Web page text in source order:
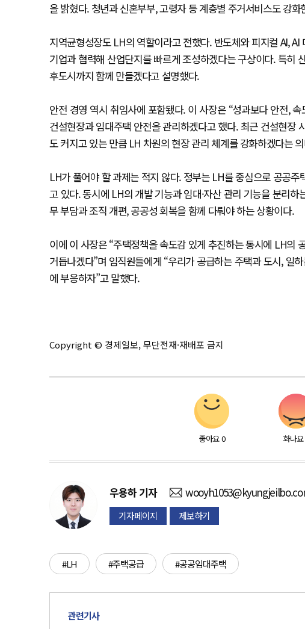
을 밝혔다. 청년과 신혼부부, 고령자 등 계층별 주거서비스도 강화
지역균형성장도 LH의 역할이라고 전했다. 반도체와 피지컬 AI,
기업과 협력해 산업단지를 빠르게 조성하겠다는 구상이다. 특히
후도시까지 함께 만들겠다고 설명했다.
안전 경영 역시 취임사에 포함됐다. 이 사장은 “성과보다 안전,
건설현장과 임대주택 안전을 관리하겠다고 했다. 최근 건설현장
도 커지고 있는 만큼 LH 차원의 현장 관리 체계를 강화하겠다는
LH가 풀어야 할 과제는 적지 않다. 정부는 LH를 중심으로 공공
고 있다. 동시에 LH의 개발 기능과 임대·자산 관리 기능을 분리
무 부담과 조직 개편, 공공성 회복을 함께 다뤄야 하는 상황이다.
이에 이 사장은 “주택정책을 속도감 있게 추진하는 동시에 LH의
거듭나겠다”며 임직원들에게 “우리가 공급하는 주택과 도시, 일
에 부응하자”고 말했다.
Copyright © 경제일보, 무단전재·재배포 금지
좋아요 0 화나요
우용하기자
기자페이지 제보하기
#LH #주택공급 #공공임대주택
관련기사